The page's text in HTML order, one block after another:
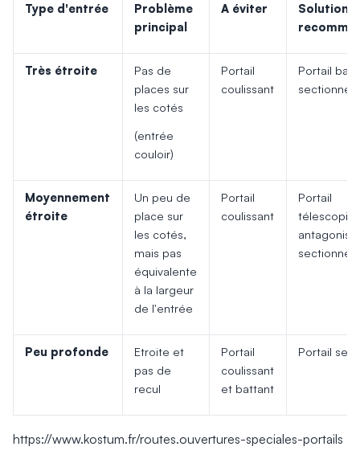
Type d'entrée
Problème
principal
A éviter
Solution
Très étroite
Pas de
places sur
les cotés
(entrée
couloir)
Portail
coulissant
Portail
sectionnel
Moyennement
étroite
Un peu de
place sur
les cotés,
mais pas
équivalente
à la largeur
de l'entrée
Portail
coulissant
Portail
sectionnel
Peu profonde
Etroite et
pas de
recul
Portail
coulissant
et battant
Portail
https://www.kostum.fr/routes.ouvertures-speciales-portails